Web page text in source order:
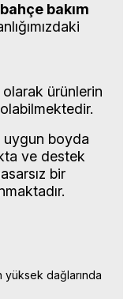
bakım
olarak ürünlerin
uygun boyda
ve destek
bir
yüksek dağlarında